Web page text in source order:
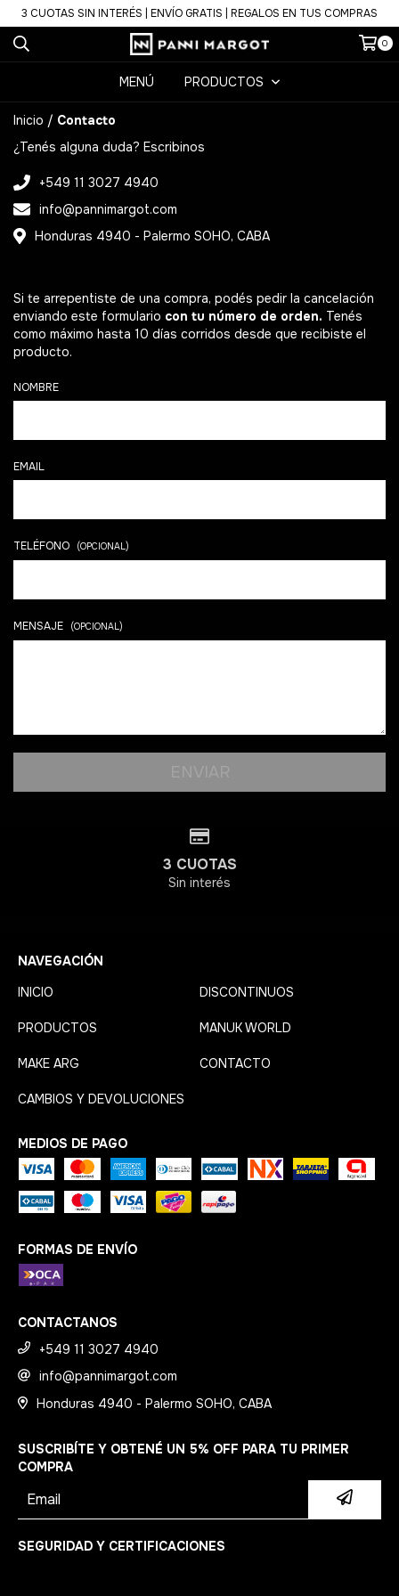
3 CUOTAS SIN INTERÉS | ENVÍO GRATIS | REGALOS EN TUS COMPRAS
0
MENÚ PRODUCTOS
Inicio / Contacto
¿Tenés alguna duda? Escribinos
+549 11 3027 4940
info@pannimargot.com
Honduras 4940 - Palermo SOHO, CABA
Si te arrepentiste de una compra, podés pedir la cancelación
enviando este formulario con tu número de orden. Tenés
como máximo hasta 10 días corridos desde que recibiste el
producto.
NOMBRE
EMAIL
TELÉFONO (OPCIONAL)
MENSAJE (OPCIONAL)
3 CUOTAS
Sin interés
NAVEGACIÓN
INICIO
DISCONTINUOS
PRODUCTOS MANUK WORLD
MAKE ARG CONTACTO
CAMBIOS Y DEVOLUCIONES
MEDIOS DE PAGO
FORMAS DE ENVÍO
CONTACTANOS
+549 11 3027 4940
info@pannimargot.com
Honduras 4940 - Palermo SOHO, CABA
SUSCRIBÍTE Y OBTENÉ UN 5% OFF PARA TU PRIMER
COMPRA
SEGURIDAD Y CERTIFICACIONES